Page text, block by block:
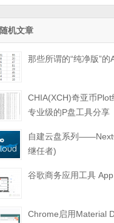
随机文章
那些所谓的“纯净版”的
CHIA(XCH)奇亚币
专业级的P盘工具分享
自建云盘系列
继任者)
谷歌商务应用工具
Chrome启用Material